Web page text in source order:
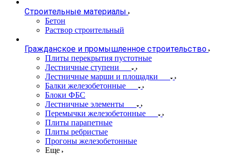
Строительные материалы
Бетон
Раствор строительный
Гражданское и промышленное строительство
Плиты перекрытия пустотные
Лестничные ступени
Лестничные марши и площадки
Балки железобетонные
Блоки ФБС
Лестничные элементы
Перемычки железобетонные
Плиты парапетные
Плиты ребристые
Прогоны железобетонные
Еще